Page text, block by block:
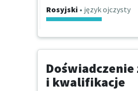
Rosyjski • język ojczysty
i kwalifikacje